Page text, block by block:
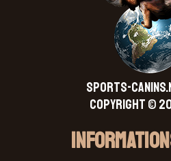
SPORTS-
Copyright ©